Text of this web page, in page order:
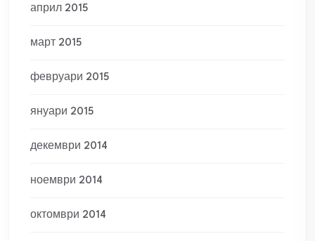
април 2015
март 2015
февруари 2015
януари 2015
декември 2014
ноември 2014
октомври 2014